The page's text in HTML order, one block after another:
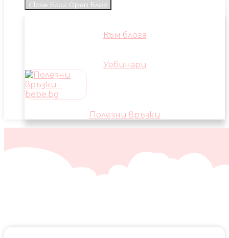
Close Блог Open Блог
Към блога
Уебинари
Полезни връзки